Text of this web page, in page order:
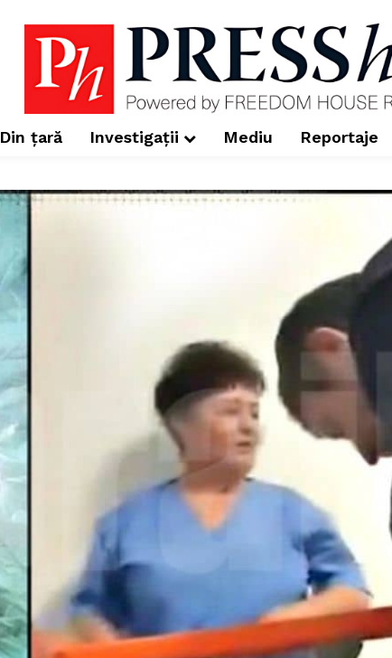
Din țară Investigații Mediu Reportaje